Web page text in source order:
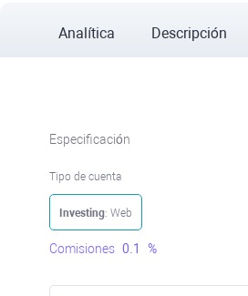
Analítica Descripción
Especificación
Tipo de cuenta
Investing: Web
Comisiones 0.1 %